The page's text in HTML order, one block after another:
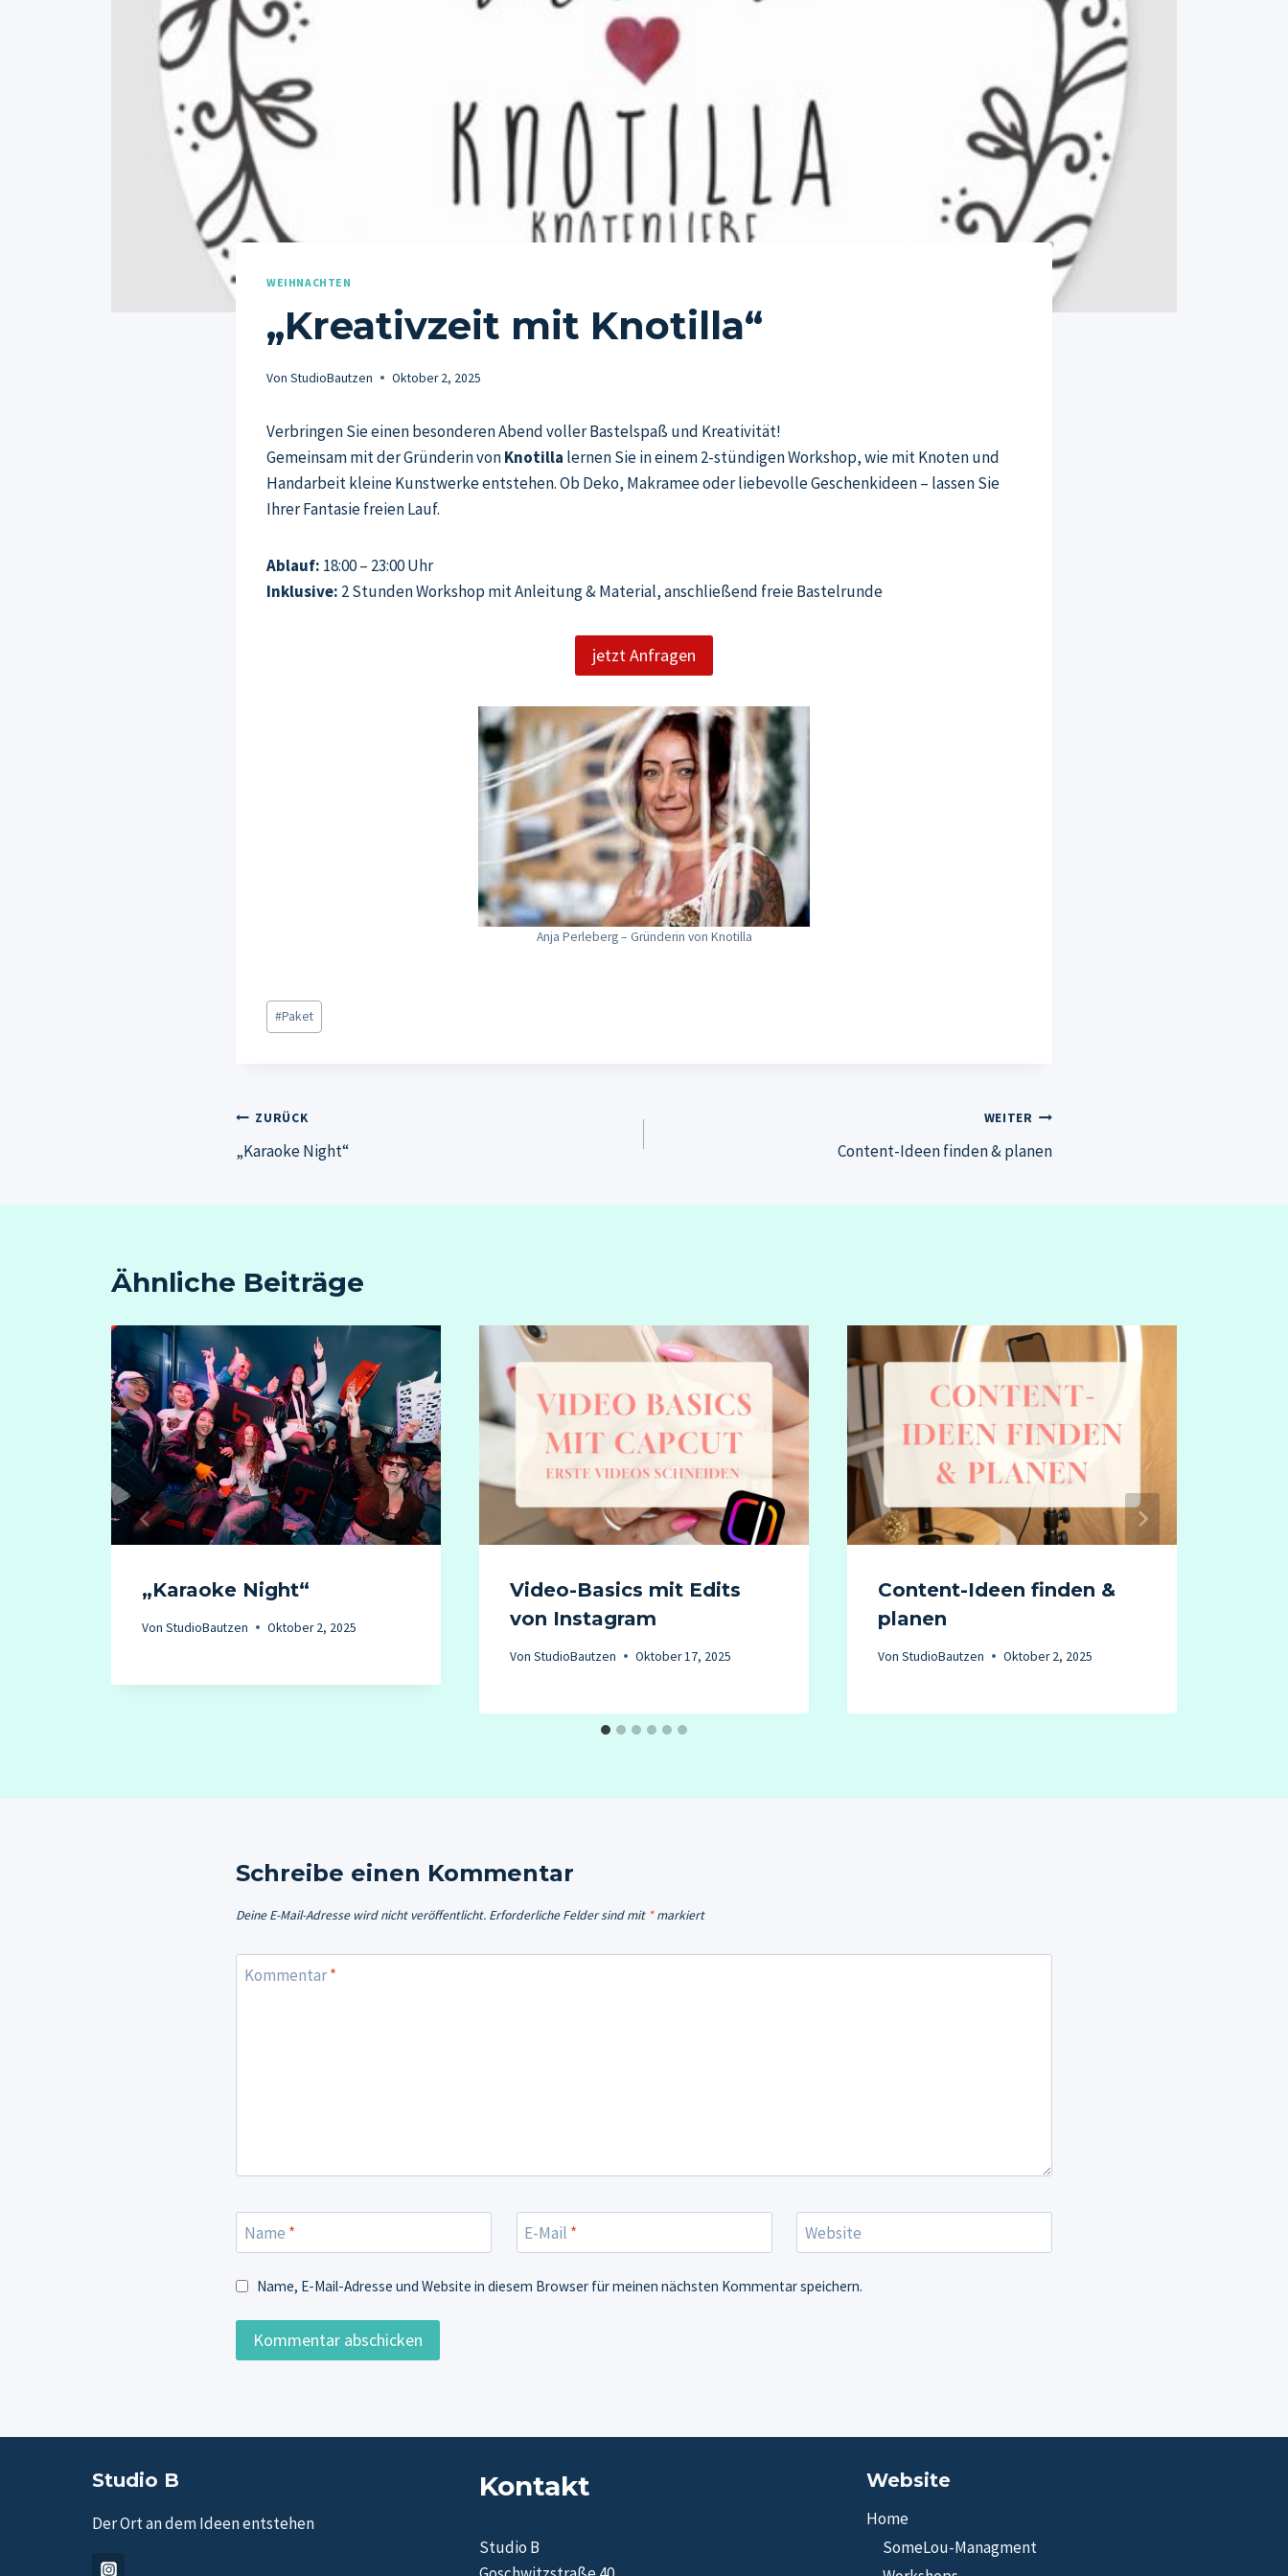
WEIHNACHTEN
„Kreativzeit mit Knotilla“
Von StudioBautzen Oktober 2, 2025
Verbringen Sie einen besonderen Abend voller Bastelspaß und Kreativität!
Gemeinsam mit der Gründerin vonKnotilla lernen Sie in einem 2-stündigen Workshop, wie mit Knoten und
Handarbeit kleine Kunstwerke entstehen. Ob Deko, Makramee oder liebevolle Geschenkideen – lassen Sie
Ihrer Fantasie freien Lauf.
Ablauf: 18:00 – 23:00 Uhr
Inklusive: 2 Stunden Workshop mit Anleitung & Material, anschließend freie Bastelrunde
jetzt Anfragen
Anja Perleberg – Gründerin von Knotilla
Schlagworte:
#Paket
Beitragsnavigation
ZURÜCK
„Karaoke Night“
WEITER
Content-Ideen finden & planen
Ähnliche Beiträge
„Karaoke Night“
Von StudioBautzen Oktober 2, 2025
Video-Basics mit Edits
von Instagram
Von StudioBautzen Oktober 17, 2025
Content-Ideen finden &
planen
Von StudioBautzen Oktober 2, 2025
Schreibe einen Kommentar
Deine E-Mail-Adresse wird nicht veröffentlicht. Erforderliche Felder sind mit *markiert
Kommentar*
Name * E-Mail * Website
Name, E-Mail-Adresse und Website in diesem Browser für meinen nächsten Kommentar speichern.
Studio B
Der Ort an dem Ideen entstehen
Kontakt
Studio B
Website
Home
SomeLou-Managment